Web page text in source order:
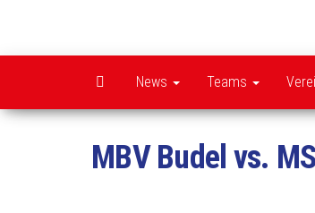
News Teams
MBV Budel vs.